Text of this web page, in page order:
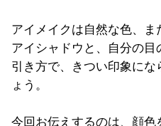
アイメイクは自然な色、
アイシャドウと、自分の
引き方で、きつい印象に
ょう。
今回お伝えするのは、顔色